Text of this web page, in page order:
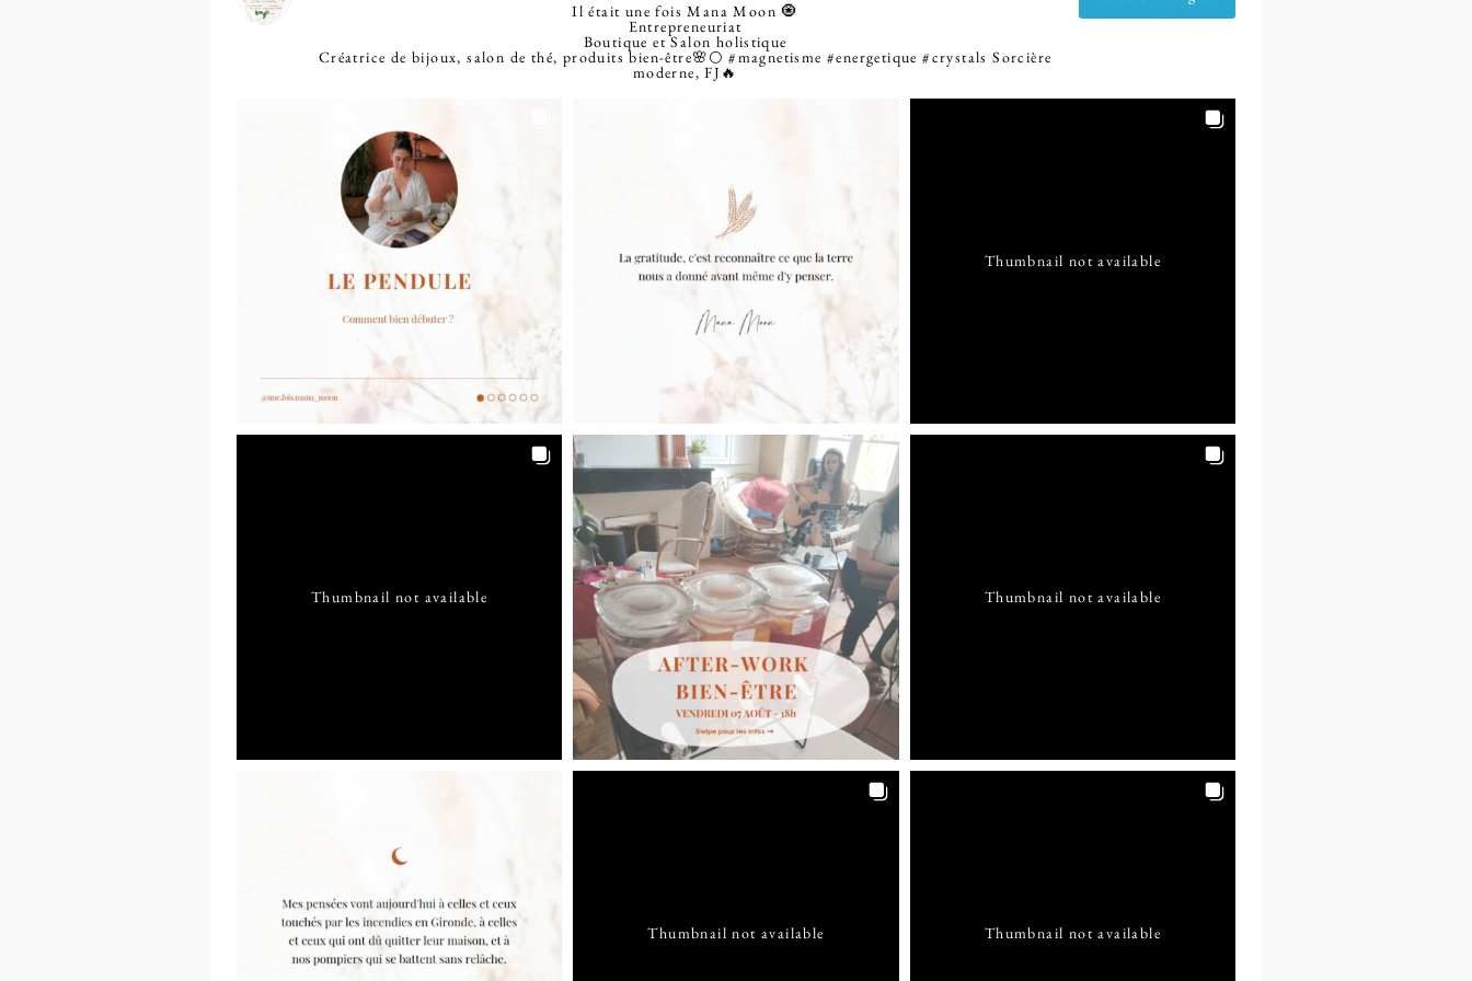
Il était une fois Mana Moon 🧿
Entrepreneuriat
Boutique et Salon holistique
Créatrice de bijoux, salon de thé, produits bien-être🌸🌕#magnetisme #energetique #crystals Sorcière
moderne, FJ🔥
Thumbnail not available
Thumbnail not available Thumbnail not available
Thumbnail not available Thumbnail not available